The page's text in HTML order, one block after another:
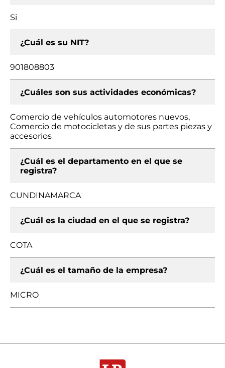
Si
¿Cuál es su NIT?
901808803
¿Cuáles son sus actividades económicas?
Comercio de vehículos automotores nuevos,
Comercio de motocicletas y de sus partes piezas y
accesorios
¿Cuál es el departamento en el que se
registra?
CUNDINAMARCA
¿Cuál es la ciudad en el que se registra?
COTA
¿Cuál es el tamaño de la empresa?
MICRO